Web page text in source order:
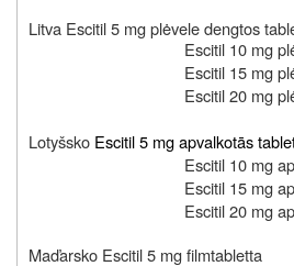
Litva Escitil 5 mg plėvele dengtos
Escitil 10 mg
Escitil 15 mg
Escitil 20 mg
Lotyšsko Escitil 5 mg apvalkotās
Escitil 10 mg
Escitil 15 mg
Escitil 20 mg
Maďarsko Escitil 5 mg filmtabletta